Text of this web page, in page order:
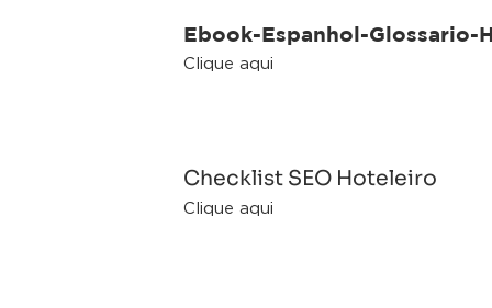
Ebook-Espanhol-Glossario-
Clique aqui
Checklist SEO Hoteleiro
Clique aqui